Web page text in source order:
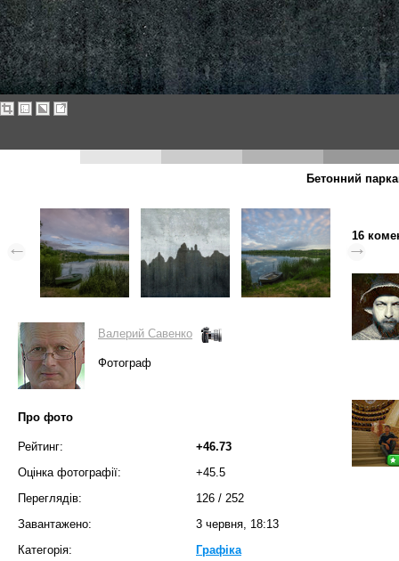
Бетонний
Валерий Савенко
Фотограф
Про фото
Рейтинг:
+46.73
Оцінка фотографії:
+45.5
Переглядів:
126 / 252
Завантажено:
3 червня, 18:13
Категорія:
Графіка
16